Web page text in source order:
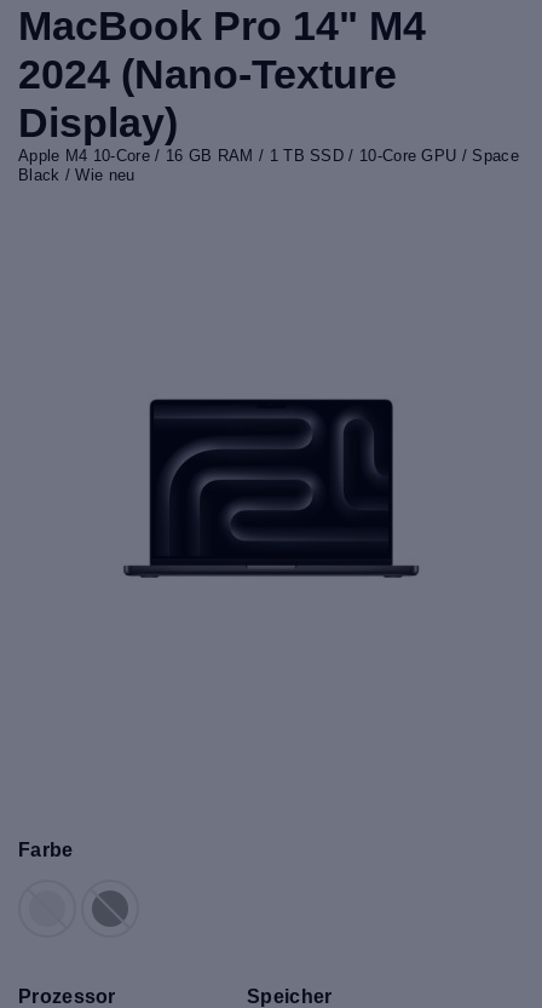
MacBook Pro 14" M4
2024 (Nano-Texture
Display)
Apple M4 10-Core / 16 GB RAM / 1 TB SSD / 10-Core GPU / Space
Black / Wie neu
Farbe
Prozessor Speicher